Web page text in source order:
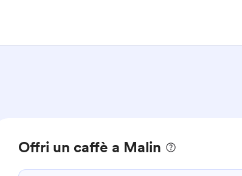
Offri un caffè a Malin